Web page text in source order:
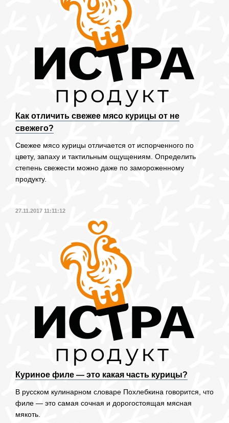
Как отличить свежее мясо курицы от не
свежего?
Свежее мясо курицы отличается от испорченного по
цвету, запаху и тактильным ощущениям. Определить
степень свежести можно даже по замороженному
продукту.
27.11.2017 11:11:12
Куриное филе — это какая часть курицы?
В русском кулинарном словаре Похлебкина говорится, что
филе — это самая сочная и дорогостоящая мясная
мякоть.